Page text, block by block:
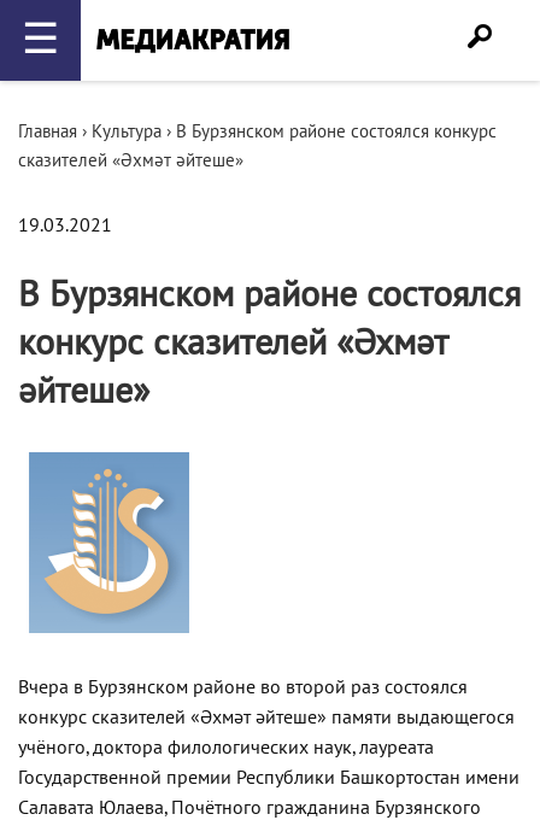
☰
Главная › Культура › В Бурзянском районе состоялся конкурс
сказителей «Әхмәт әйтеше»
19.03.2021
В Бурзянском районе состоялся
конкурс сказителей «Әхмәт
әйтеше»
Вчера в Бурзянском районе во второй раз состоялся
конкурс сказителей «Әхмәт әйтеше» памяти выдающегося
учёного, доктора филологических наук, лауреата
Государственной премии Республики Башкортостан имени
Салавата Юлаева, Почётного гражданина Бурзянского